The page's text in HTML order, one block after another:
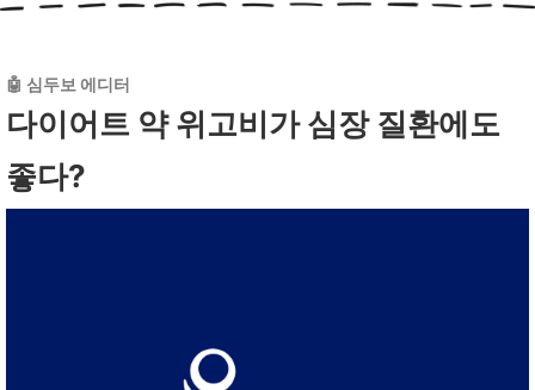
🤖 심두보 에디터
다이어트 약 위고비가 심장 질환에도
좋다?